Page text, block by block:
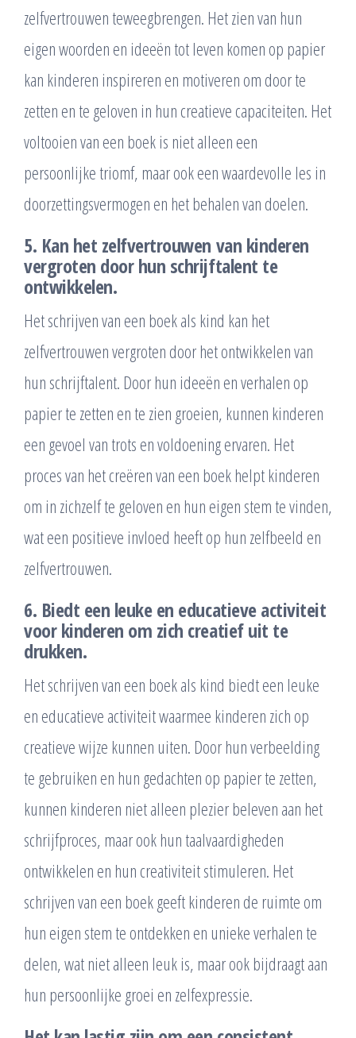
zelfvertrouwen teweegbrengen. Het zien van hun
eigen woorden en ideeën tot leven komen op papier
kan kinderen inspireren en motiveren om door te
zetten en te geloven in hun creatieve capaciteiten. Het
voltooien van een boek is niet alleen een
persoonlijke triomf, maar ook een waardevolle les in
doorzettingsvermogen en het behalen van doelen.
5. Kan het zelfvertrouwen van kinderen
vergroten door hun schrijftalent te
ontwikkelen.
Het schrijven van een boek als kind kan het
zelfvertrouwen vergroten door het ontwikkelen van
hun schrijftalent. Door hun ideeën en verhalen op
papier te zetten en te zien groeien, kunnen kinderen
een gevoel van trots en voldoening ervaren. Het
proces van het creëren van een boek helpt kinderen
om in zichzelf te geloven en hun eigen stem te vinden,
wat een positieve invloed heeft op hun zelfbeeld en
zelfvertrouwen.
6. Biedt een leuke en educatieve activiteit
voor kinderen om zich creatief uit te
drukken.
Het schrijven van een boek als kind biedt een leuke
en educatieve activiteit waarmee kinderen zich op
creatieve wijze kunnen uiten. Door hun verbeelding
te gebruiken en hun gedachten op papier te zetten,
kunnen kinderen niet alleen plezier beleven aan het
schrijfproces, maar ook hun taalvaardigheden
ontwikkelen en hun creativiteit stimuleren. Het
schrijven van een boek geeft kinderen de ruimte om
hun eigen stem te ontdekken en unieke verhalen te
delen, wat niet alleen leuk is, maar ook bijdraagt aan
hun persoonlijke groei en zelfexpressie.